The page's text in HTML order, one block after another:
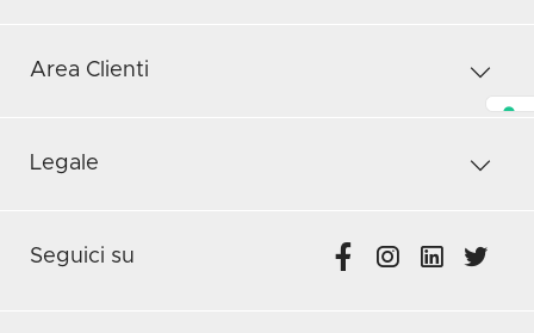
Area Clienti
Legale
Seguici su